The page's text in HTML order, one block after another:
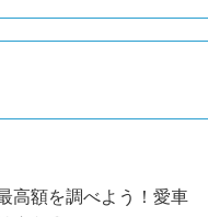
高額を調べよう！愛車